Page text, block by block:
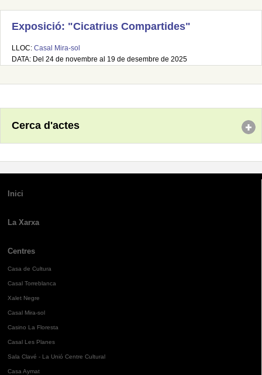
Exposició: "Cicatrius Compartides"
LLOC: Casal Mira-sol
DATA: Del 24 de novembre al 19 de desembre de 2025
Cerca d'actes
Inici
La Xarxa
Centres
Casa de Cultura
Casal Torreblanca
Xalet Negre
Casal Mira-sol
Casino La Floresta
Casal Les Planes
Sala Clavé - La Unió Centre Cultural
Casa Aymat